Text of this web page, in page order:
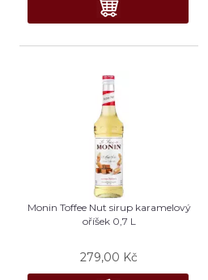
Monin Toffee Nut sirup karamelový
oříšek 0,7 L
279,00 Kč